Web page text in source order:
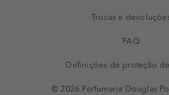
Trocas e
FAQ
Definições de proteção
© 2026 Perfumaria Douglas